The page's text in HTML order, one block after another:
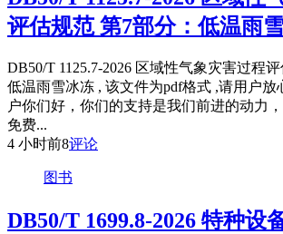
评估规范 第7部分：低温雨
DB50/T 1125.7-2026 区域性气象灾害过程评
低温雨雪冰冻 , 该文件为pdf格式 ,请用户放
户你们好，你们的支持是我们前进的动力
免费...
4 小时前8评论
图书
DB50/T 1699.8-2026 特种设